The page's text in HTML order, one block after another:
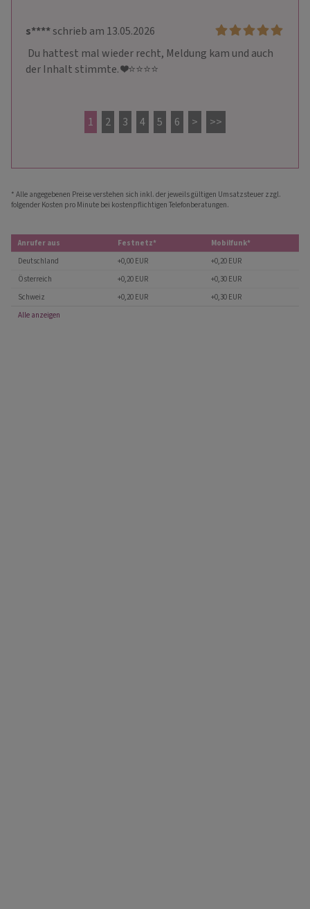
s****schrieb am 13.05.2026
Du hattest mal wieder recht, Meldung kam und auch
der Inhalt stimmte. ❤️⭐⭐⭐⭐
1 2 3 4 5 6 > >>
* Alle angegebenen Preise verstehen sich inkl. der jeweils gültigen Umsatzsteuer zzgl.
folgender Kosten pro Minute bei kostenpflichtigen Telefonberatungen.
Anrufer aus Festnetz*
Mobilfunk*
Deutschland
+0,00 EUR
+0,20 EUR
Österreich
+0,20 EUR
+0,30 EUR
Schweiz
+0,20 EUR
+0,30 EUR
Alle anzeigen